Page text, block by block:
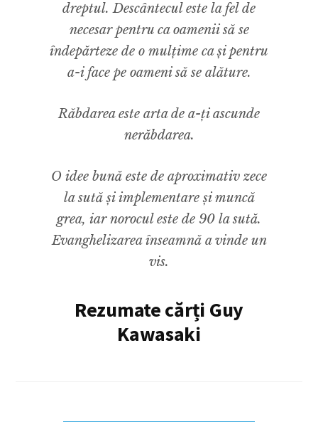
dreptul. Descântecul este la fel de
necesar pentru ca oamenii să se
îndepărteze de o mulțime ca și pentru
a-i face pe oameni să se alăture.
Răbdarea este arta de a-ți ascunde
nerăbdarea.
O idee bună este de aproximativ zece
la sută și implementare și muncă
grea, iar norocul este de 90 la sută.
Evanghelizarea înseamnă a vinde un
vis.
Rezumate cărți Guy
Kawasaki